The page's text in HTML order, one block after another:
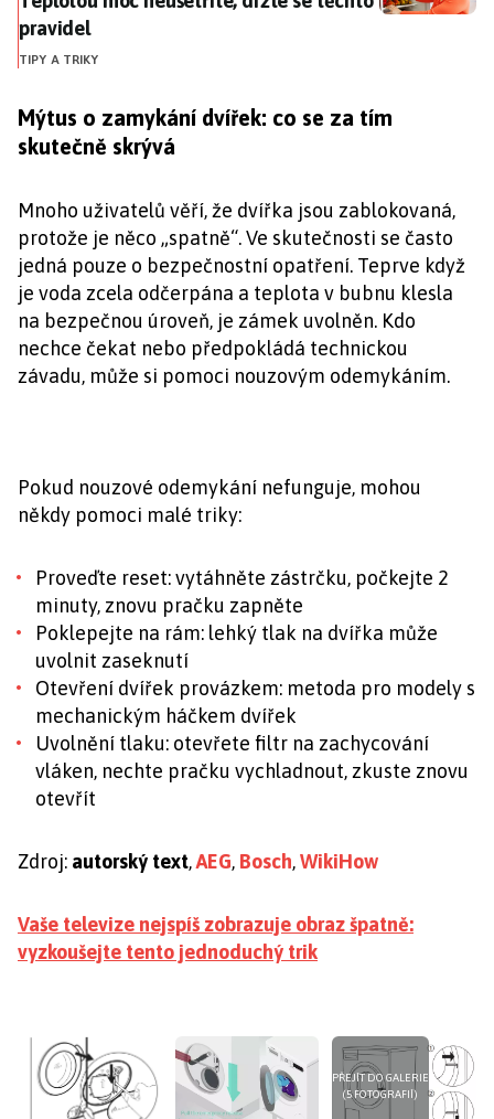
pravidel
TIPY A TRIKY
Mýtus o zamykání dvířek: co se za tím
skutečně skrývá
Mnoho uživatelů věří, že dvířka jsou zablokovaná,
protože je něco „spatně“. Ve skutečnosti se často
jedná pouze o bezpečnostní opatření. Teprve když
je voda zcela odčerpána a teplota v bubnu klesla
na bezpečnou úroveň, je zámek uvolněn. Kdo
nechce čekat nebo předpokládá technickou
závadu, může si pomoci nouzovým odemykáním.
Pokud nouzové odemykání nefunguje, mohou
někdy pomoci malé triky:
Proveďte reset: vytáhněte zástrčku, počkejte 2
minuty, znovu pračku zapněte
Poklepejte na rám: lehký tlak na dvířka může
uvolnit zaseknutí
Otevření dvířek provázkem: metoda pro modely s
mechanickým háčkem dvířek
Uvolnění tlaku: otevřete filtr na zachycování
vláken, nechte pračku vychladnout, zkuste znovu
otevřít
Zdroj: autorský text,AEG, Bosch,WikiHow
Vaše televize nejspíš zobrazuje obraz špatně:
vyzkoušejte tento jednoduchý trik
PŘEJÍT DO GALERIE
(5 FOTOGRAFIÍ)